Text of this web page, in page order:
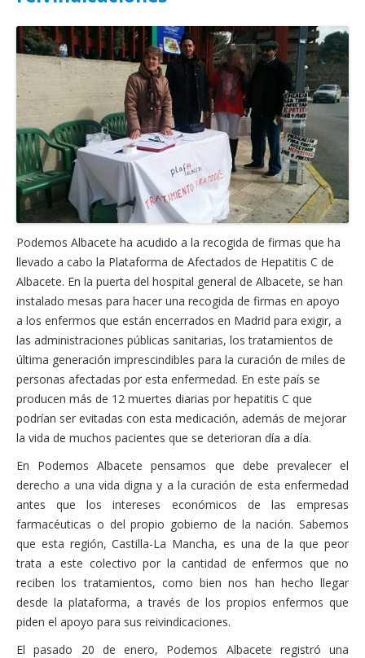
Actas Asamblea Ciudadana
Contacto
Financiación
Participa con Podemos en Albacete
Podemos Albacete ha acudido a la recogida de firmas que ha
llevado a cabo la Plataforma de Afectados de Hepatitis C de
Albacete. En la puerta del hospital general de Albacete, se han
instalado mesas para hacer una recogida de firmas en apoyo
a los enfermos que están encerrados en Madrid para exigir, a
las administraciones públicas sanitarias, los tratamientos de
última generación imprescindibles para la curación de miles de
personas afectadas por esta enfermedad. En este país se
producen más de 12 muertes diarias por hepatitis C que
podrían ser evitadas con esta medicación, además de mejorar
la vida de muchos pacientes que se deterioran día a día.
En Podemos Albacete pensamos que debe prevalecer el
derecho a una vida digna y a la curación de esta enfermedad
antes que los intereses económicos de las empresas
farmacéuticas o del propio gobierno de la nación. Sabemos
que esta región, Castilla-La Mancha, es una de la que peor
trata a este colectivo por la cantidad de enfermos que no
reciben los tratamientos, como bien nos han hecho llegar
desde la plataforma, a través de los propios enfermos que
piden el apoyo para sus reivindicaciones.
El pasado 20 de enero, Podemos Albacete registró una